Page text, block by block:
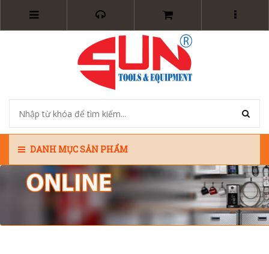
DANH MỤC SẢN PHẨM